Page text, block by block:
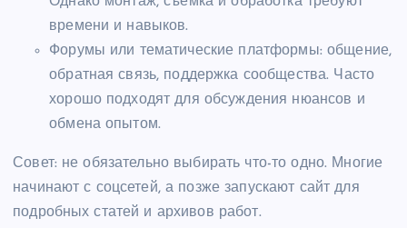
времени и навыков.
Форумы или тематические платформы: общение,
обратная связь, поддержка сообщества. Часто
хорошо подходят для обсуждения нюансов и
обмена опытом.
Совет: не обязательно выбирать что-то одно. Многие
начинают с соцсетей, а позже запускают сайт для
подробных статей и архивов работ.